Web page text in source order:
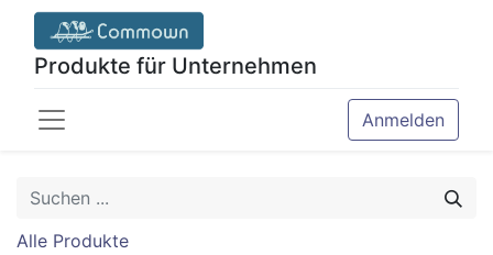
Produkte für Unternehmen
Anmelden
Alle Produkte